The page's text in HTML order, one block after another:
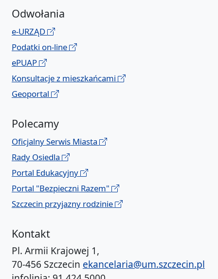
Odwołania
e-URZĄD
Podatki on-line
ePUAP
Konsultacje z mieszkańcami
Geoportal
Polecamy
Oficjalny Serwis Miasta
Rady Osiedla
Portal Edukacyjny
Portal "Bezpieczni Razem"
Szczecin przyjazny rodzinie
Kontakt
Pl. Armii Krajowej 1,
70-456 Szczecin ekancelaria@um.szczecin.pl